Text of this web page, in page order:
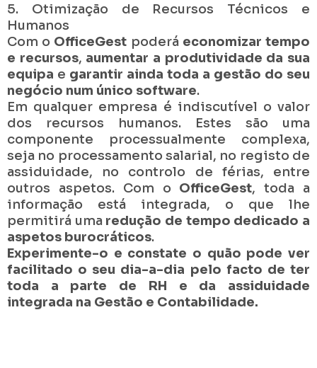
5. Otimização de Recursos Técnicos e
Humanos
Com o OfficeGest poderá economizar tempo
e recursos, aumentar a produtividade da sua
equipa e garantir ainda toda a gestão do seu
negócio num único software.
Em qualquer empresa é indiscutível o valor
dos recursos humanos. Estes são uma
componente processualmente complexa,
seja no processamento salarial, no registo de
assiduidade, no controlo de férias, entre
outros aspetos. Com o OfficeGest, toda a
informação está integrada, o que lhe
permitirá uma redução de tempo dedicado a
aspetos burocráticos.
Experimente-o e constate o quão pode ver
facilitado o seu dia-a-dia pelo facto de ter
toda a parte de RH e da assiduidade
integrada na Gestão e Contabilidade.